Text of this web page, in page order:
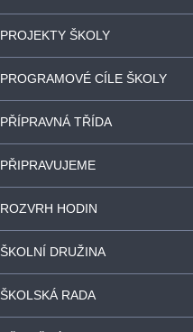
PROJEKTY ŠKOLY
PROGRAMOVÉ CÍLE ŠKOLY
PŘÍPRAVNÁ TŘÍDA
PŘIPRAVUJEME
ROZVRH HODIN
ŠKOLNÍ DRUŽINA
ŠKOLSKÁ RADA